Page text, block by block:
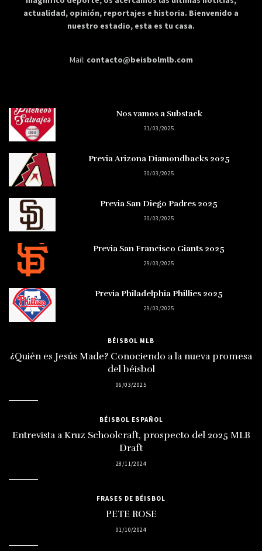
actualidad, opinión, reportajes e historia. Bienvenido a
nuestro estadio, esta es tu casa.
Mail: contacto@beisbolmlb.com
Nos vamos a Substack
31/03/2025
Previa Arizona Diamondbacks 2025
30/03/2025
Previa San Diego Padres 2025
30/03/2025
Previa San Francisco Giants 2025
29/03/2025
Previa Philadelphia Phillies 2025
29/03/2025
BÉISBOL MLB
¿Quién es Jesús Made? Conociendo a la nueva promesa
del béisbol
06/03/2025
BÉISBOL ESPAÑOL
Entrevista a Kruz Schoolcraft, prospecto del 2025 MLB
Draft
28/11/2024
FRASES DE BÉISBOL
PETE ROSE
01/10/2024